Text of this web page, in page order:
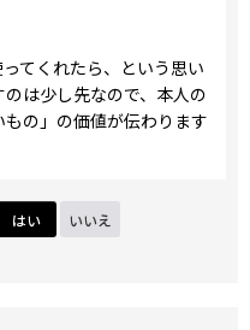
てくれたら、という思い
は少し先なので、本人の
の」の価値が伝わります
はい いいえ